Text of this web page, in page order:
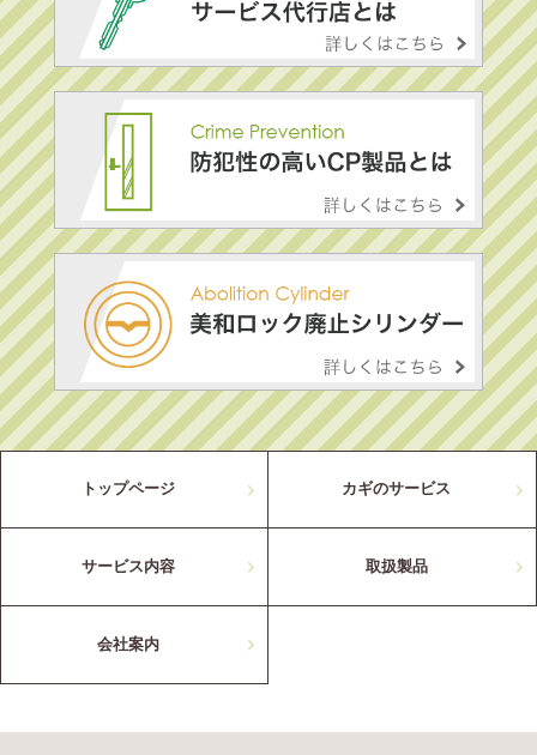
トップページ カギのサービス
サービス内容 取扱製品
会社案内